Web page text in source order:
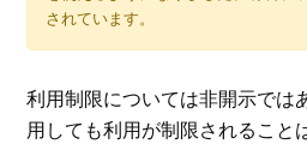
されています。
利用制限については非開示では
用しても利用が制限されること